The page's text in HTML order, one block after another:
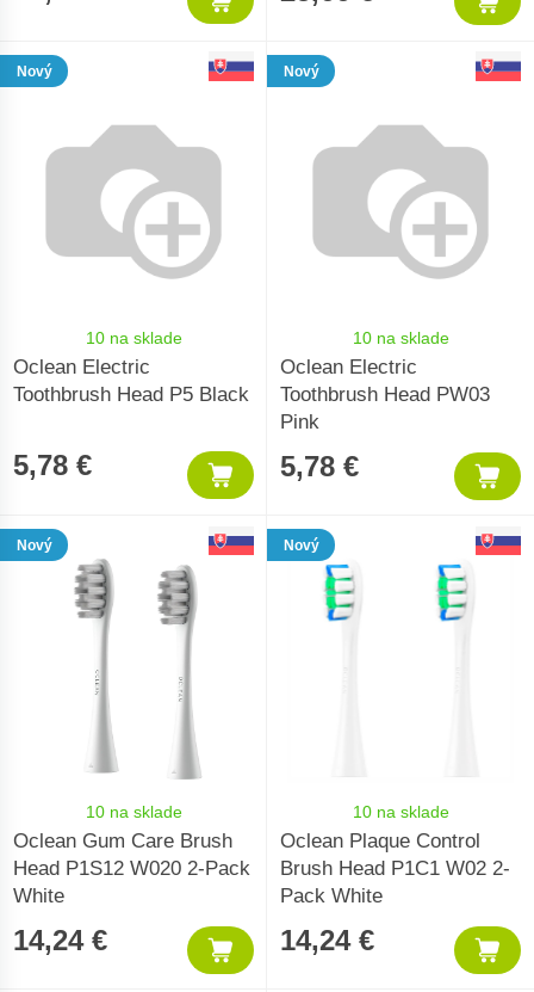
Nový
10 na sklade
Oclean Electric
Toothbrush Head P5 Black
5,78 €
Nový
10 na sklade
Oclean Electric
Toothbrush Head PW03
Pink
5,78 €
Nový
10 na sklade
Oclean Gum Care Brush
Head P1S12 W020 2-Pack
White
14,24 €
Nový
10 na sklade
Oclean Plaque Control
Brush Head P1C1 W02 2-
Pack White
14,24 €